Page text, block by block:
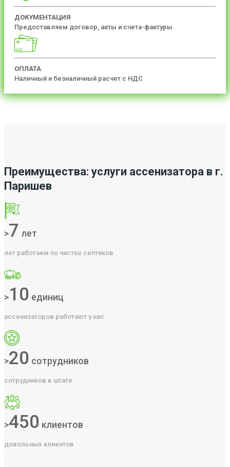
ДОКУМЕНТАЦИЯ
Предоставляем договор, акты и счета-фактуры
ОПЛАТА
Наличный и безналичный расчет с НДС
Преимущества: услуги ассенизатора в г.
Паришев
>7 лет
лет работаем по чистке септиков
>10 единиц
ассенизаторов работают у нас
>20 сотрудников
сотрудников в штате
>450 клиентов
довольных клиентов